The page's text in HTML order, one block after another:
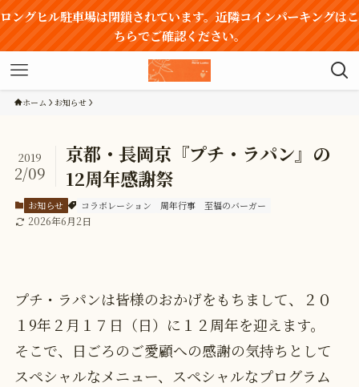
ロングヒル駐車場は閉鎖されています。近隣コインパーキングはこ
ちらでご確認ください。
ホーム お知らせ
京都・長岡京『プチ・ラパン』の
12周年感謝祭
2019
2/09
お知らせ コラボレーション 周年行事 至福のバーガー
2026年6月2日
プチ・ラパンは皆様のおかげをもちまして、２０
１9年２月１７日（日）に１２周年を迎えます。
そこで、日ごろのご愛顧への感謝の気持ちとして
スペシャルなメニュー、スペシャルなプログラム